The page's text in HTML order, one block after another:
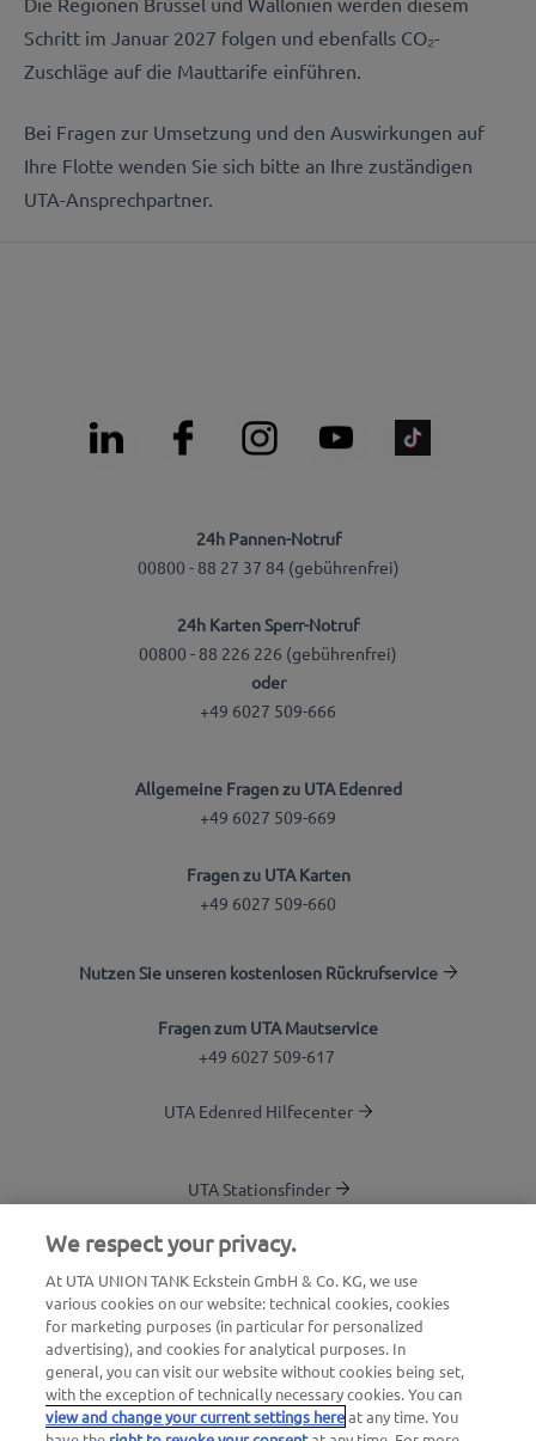
Schritt im Januar 2027 folgen und ebenfalls CO₂-
Zuschläge auf die Mauttarife einführen.
Bei Fragen zur Umsetzung und den Auswirkungen auf
Ihre Flotte wenden Sie sich bitte an Ihre zuständigen
UTA-Ansprechpartner.
24h Pannen-Notruf
00800 - 88 27 37 84 (gebührenfrei)
24h Karten Sperr-Notruf
00800 - 88 226 226 (gebührenfrei)
oder
+49 6027 509-666
Allgemeine Fragen zu UTA Edenred
+49 6027 509-669
Fragen zu UTA Karten
+49 6027 509-660
Nutzen Sie unseren kostenlosen Rückrufservice
Fragen zum UTA Mautservice
+49 6027 509-617
UTA Edenred Hilfecenter
UTA Stationsfinder
Blog
Login Kundenbereich
Über UTA Edenred
UTA Academy
We respect your privacy.
At UTA UNION TANK Eckstein GmbH & Co. KG, we use
various cookies on our website: technical cookies, cookies
for marketing purposes (in particular for personalized
advertising), and cookies for analytical purposes. In
general, you can visit our website without cookies being set,
with the exception of technically necessary cookies. You can
view and change your current settings hereat any time. You